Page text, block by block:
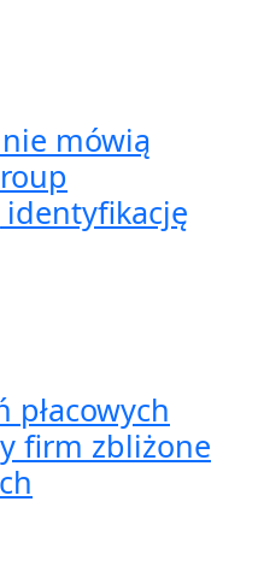
mówią
płacowych
firm zbliżone